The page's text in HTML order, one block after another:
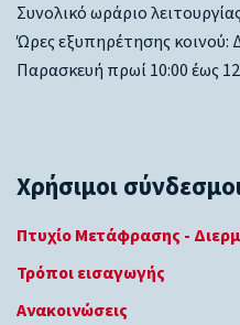
Συνολικό ωράριο
Ώρες εξυπηρέτησης κοινού:
Παρασκευή πρωί 10:00 έως
Χρήσιμοι
Πτυχίο Μετάφρασης -
Τρόποι εισαγωγής
Ανακοινώσεις